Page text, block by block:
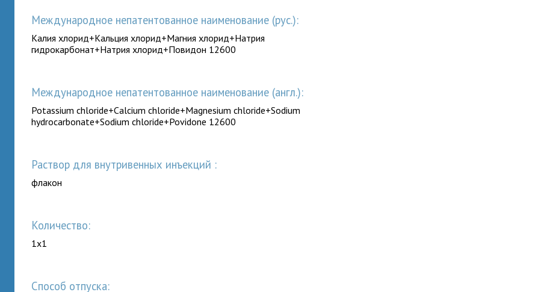
Международное непатентованное наименование (рус.):
Калия хлорид+Кальция хлорид+Магния хлорид+Натрия
гидрокарбонат+Натрия хлорид+Повидон 12600
Международное непатентованное наименование (англ.):
Potassium chloride+Calcium chloride+Magnesium chloride+Sodium
hydrocarbonate+Sodium chloride+Povidone 12600
раствор для внутривенных инъекций :
флакон
Количество:
1x1
Способ отпуска: